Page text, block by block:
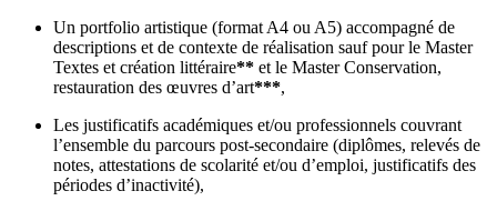
Un portfolio artistique (format A4 ou A5) accompagné de
descriptions et de contexte de réalisation sauf pour le Master
Textes et création littéraire** et le Master Conservation,
restauration des œuvres d’art***,
Les justificatifs académiques et/ou professionnels couvrant
l’ensemble du parcours post-secondaire (diplômes, relevés de
notes, attestations de scolarité et/ou d’emploi, justificatifs des
périodes d’inactivité),